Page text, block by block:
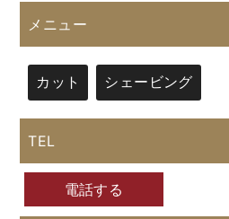
メニュー
カット シェービング
TEL
電話する